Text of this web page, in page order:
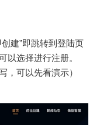
建”即跳转到登陆页
以选择进行注册。
，可以先看演示）